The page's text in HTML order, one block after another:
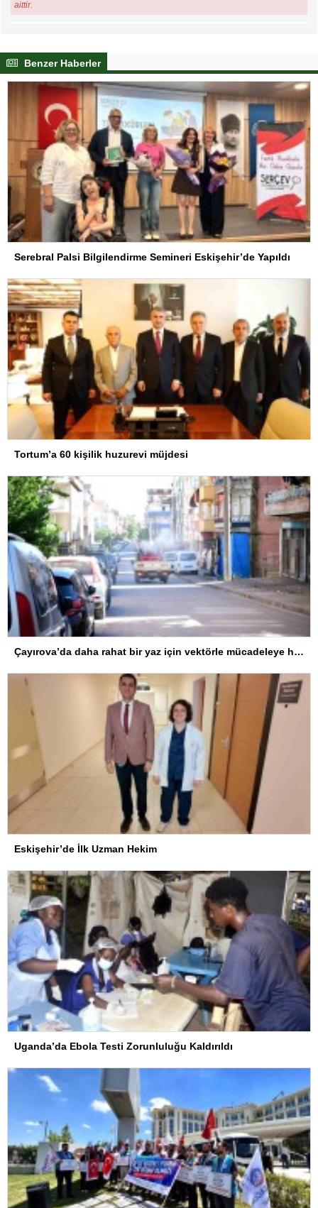
aittir.
Benzer Haberler
Serebral Palsi Bilgilendirme Semineri Eskişehir’de Yapıldı
Tortum’a 60 kişilik huzurevi müjdesi
Çayırova’da daha rahat bir yaz için vektörle mücadeleye hız verildi
Eskişehir’de İlk Uzman Hekim
Uganda’da Ebola Testi Zorunluluğu Kaldırıldı